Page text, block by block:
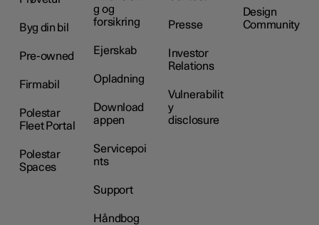
Byg din bil
Pre-owned
Firmabil
Polestar
Fleet Portal
Polestar
Spaces
g og
forsikring
Ejerskab
Opladning
Download
appen
Servicepoi
nts
Support
Håndbog
Presse
Investor
Relations
Vulnerabilit
y
disclosure
Design
Community